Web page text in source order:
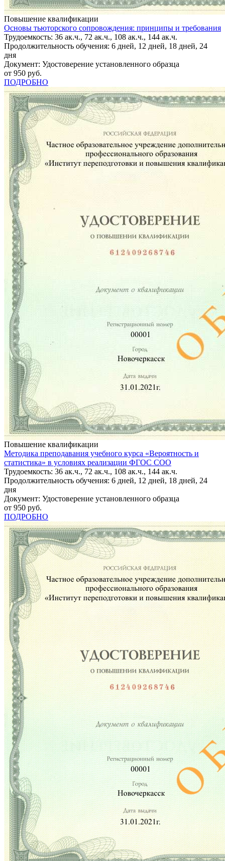
Повышение квалификации
Основы тьюторского сопровождения: принципы и требования
Трудоемкость: 36 ак.ч., 72 ак.ч., 108 ак.ч., 144 ак.ч.
Продолжительность обучения: 6 дней, 12 дней, 18 дней, 24
дня
Документ: Удостоверение установленного образца
от 950 руб.
ПОДРОБНО
Повышение квалификации
Методика преподавания учебного курса «Вероятность и
статистика» в условиях реализации ФГОС СОО
Трудоемкость: 36 ак.ч., 72 ак.ч., 108 ак.ч., 144 ак.ч.
Продолжительность обучения: 6 дней, 12 дней, 18 дней, 24
дня
Документ: Удостоверение установленного образца
от 950 руб.
ПОДРОБНО